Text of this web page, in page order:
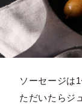
ソーセージは
ただいたらジ